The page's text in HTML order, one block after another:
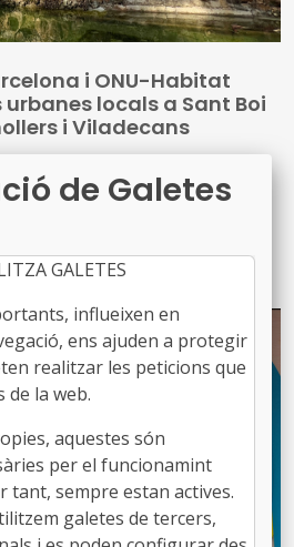
i ONU-Habitat
locals a Sant Boi
i Viladecans
entre la Diputació de
les Nacions Unides per als
Habitat permet
innovadors i bones pràctiques
se superan. Apoyo a la
de Acción de la Agenda
intermedias
és facilitar i promoure la
transformadors en
habitants per accelerar la
Agenda Urbana i de l’ODS 11
de Galetes
GALETES
influeixen en
ens ajuden a protegir
realitzar les peticions que
de la web.
aquestes són
per el funcionamint
tant, sempre estan actives.
galetes de tercers,